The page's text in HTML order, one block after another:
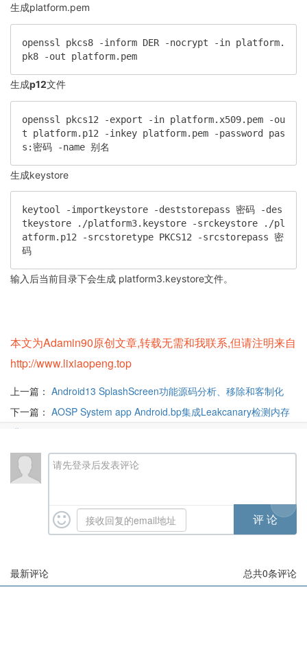
生成platform.pem
openssl pkcs8 -inform DER -nocrypt -in platform.
pk8 -out platform.pem
生成p12文件
openssl pkcs12 -export -in platform.x509.pem -ou
t platform.p12 -inkey platform.pem -password pas
s:密码 -name 别名
生成keystore
keytool -importkeystore -deststorepass 密码 -des
tkeystore ./platform3.keystore -srckeystore ./pl
atform.p12 -srcstoretype PKCS12 -srcstorepass 密
码
输入后当前目录下会生成 platform3.keystore文件。
本文为Adamin90原创文章,转载无需和我联系,但请注明来自
http://www.lixiaopeng.top
上一篇： Android13 SplashScreen功能源码分析、移除和客制化
下一篇： AOSP System app Android.bp集成Leakcanary检测内存
泄漏
请先登录后发表评论
最新评论 总共0条评论